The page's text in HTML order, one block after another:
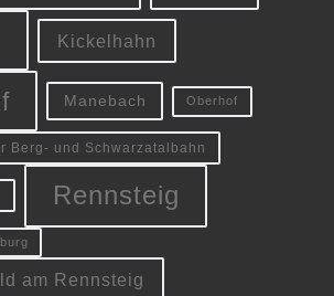
Kickelhahn
Manebach Oberhof
Berg- und Schwarzatalbahn
Rennsteig
am Rennsteig